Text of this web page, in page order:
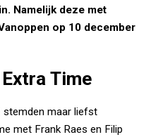
Namelijk deze met
op 10 december
Time
stemden maar liefst
met Frank Raes en Filip